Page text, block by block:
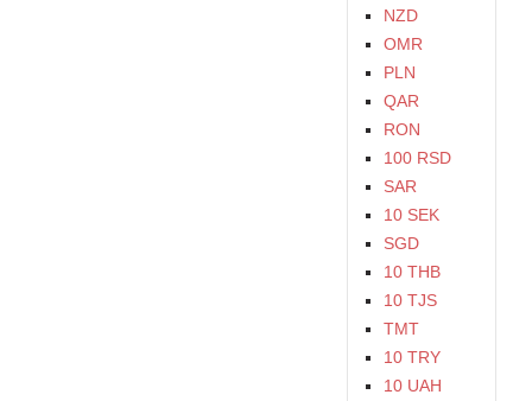
NZD
OMR
PLN
QAR
RON
100 RSD
SAR
10 SEK
SGD
10 THB
10 TJS
TMT
10 TRY
10 UAH